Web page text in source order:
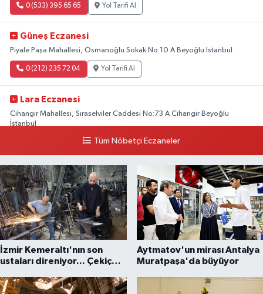
0 (533) 395 65 65 Yol Tarifi Al
Güneş Eczanesi
Piyale Paşa Mahallesi, Osmanoğlu Sokak No:10 A Beyoğlu İstanbul
0 (212) 235 72 04 Yol Tarifi Al
Lara Eczanesi
Cihangir Mahallesi, Sıraselviler Caddesi No:73 A Cihangir Beyoğlu
İstanbul
Yol Tarifi Al
Tüm Nöbetçi Eczaneler
İzmir Kemeraltı'nın son
ustaları direniyor... Çekiç
Aytmatov'un mirası Antalya
Muratpaşa'da büyüyor